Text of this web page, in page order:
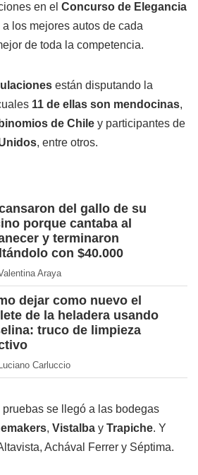
en el Concurso de Elegancia
los mejores autos de cada
de toda la competencia.
están disputando la
11 de ellas son mendocinas,
de Chile y participantes de
, entre otros.
del gallo de su
porque cantaba al
y terminaron
con $40.000
Araya
dejar como nuevo el
de la heladera usando
truco de limpieza
Carluccio
se llegó a las bodegas
, Vistalba y Trapiche. Y
Achával Ferrer y Séptima.